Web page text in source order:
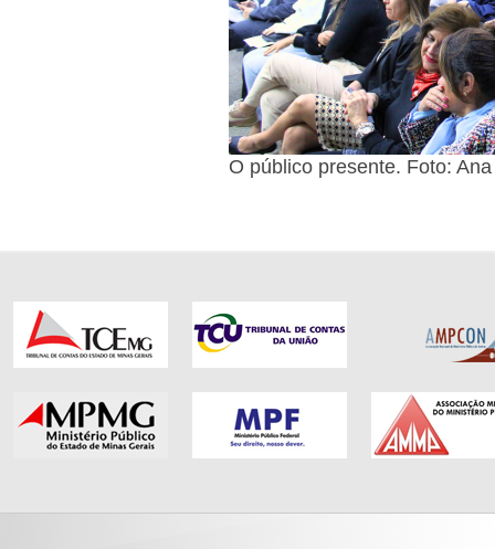
O público presente. Foto: